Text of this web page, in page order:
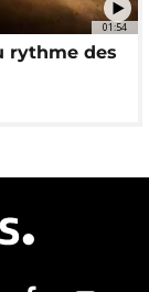
01:54
rythme des